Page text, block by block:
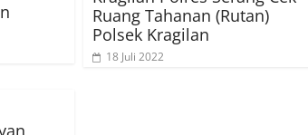
Ruang Tahanan (Rutan)
Polsek Kragilan
18 Juli 2022